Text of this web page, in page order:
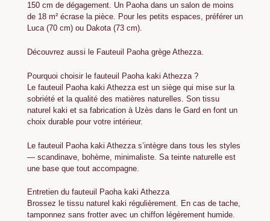
150 cm de dégagement. Un Paoha dans un salon de moins
de 18 m² écrase la pièce. Pour les petits espaces, préférer un
Luca (70 cm) ou Dakota (73 cm).
Découvrez aussi le Fauteuil Paoha grège Athezza
Pourquoi choisir le fauteuil Paoha kaki Athezza ?
Le fauteuil Paoha kaki Athezza est un siège qui mise sur la
sobriété et la qualité des matières naturelles. Son tissu
naturel kaki et sa fabrication à Uzès dans le Gard en font un
choix durable pour votre intérieur.
Le fauteuil Paoha kaki Athezza s’intègre dans tous les styles
— scandinave, bohème, minimaliste. Sa teinte naturelle est
une base que tout accompagne.
Entretien du fauteuil Paoha kaki Athezza
Brossez le tissu naturel kaki régulièrement. En cas de tache,
tamponnez sans frotter avec un chiffon légèrement humide.